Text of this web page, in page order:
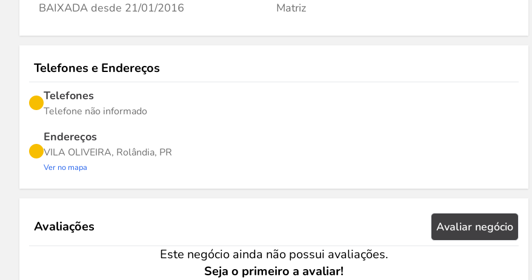
BAIXADA desde 21/01/2016 Matriz
Telefones e Endereços
Telefones
Telefone não informado
Endereços
VILA OLIVEIRA, Rolândia, PR
Ver no mapa
Avaliações Avaliar negócio
Este negócio ainda não possui avaliações.
Seja o primeiro a avaliar!